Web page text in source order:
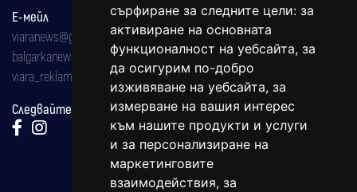
сърфиране за следните цели: за
активиране на основната
функционалност на уебсайта, за
да осигурим по-добро
изживяване на уебсайта, за
измерване на вашия интерес
към нашите продукти и услуги
и за персонализиране на
маркетинговите
взаимодействия, за
Е-мейл
viaranews@gmail.com
balgarkanews@gmail.com
viara_reklama@mail.bg
Следвайте ни: